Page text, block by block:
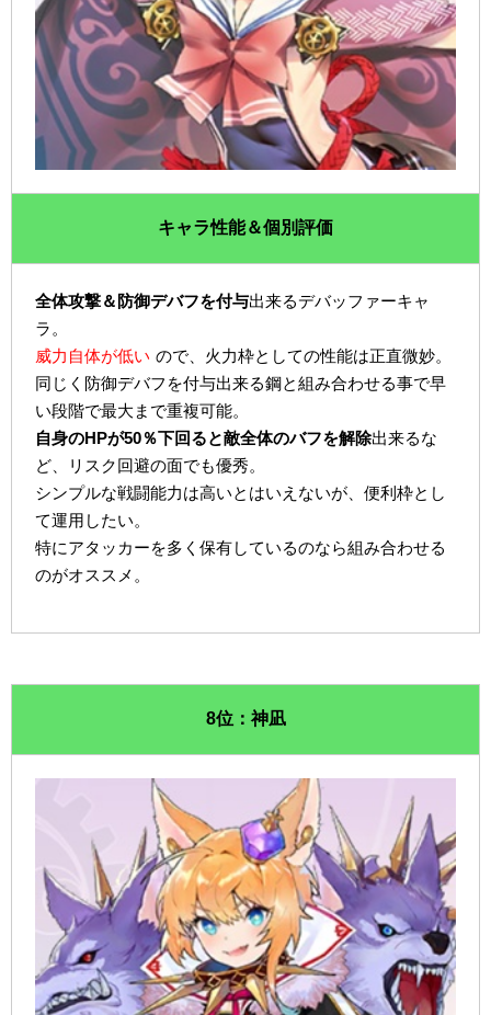
キャラ性能＆個別評価
全体攻撃＆防御デバフを付与出来るデバッファーキャ
ラ。
威力自体が低い ので、火力枠としての性能は正直微妙。
同じく防御デバフを付与出来る鋼と組み合わせる事で早
い段階で最大まで重複可能。
自身のHPが50％下回ると敵全体のバフを解除出来るな
ど、リスク回避の面でも優秀。
シンプルな戦闘能力は高いとはいえないが、便利枠とし
て運用したい。
特にアタッカーを多く保有しているのなら組み合わせる
のがオススメ。
8位：神凪